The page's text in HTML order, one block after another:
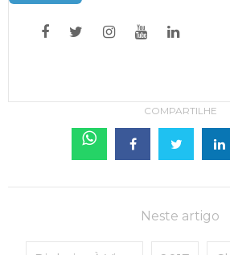
COMPARTILHE
Neste artigo